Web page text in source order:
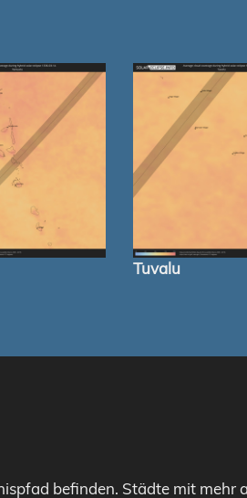
Tuvalu
befinden. Städte mit mehr